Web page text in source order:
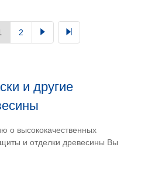
2
и другие
о высококачественных
и отделки древесины Вы